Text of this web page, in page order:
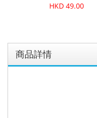
HKD 49.00
商品詳情